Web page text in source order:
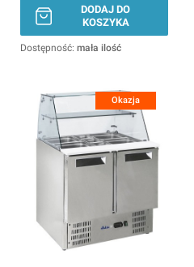
DODAJ DO
KOSZYKA
Dostępność: mała ilość
Okazja